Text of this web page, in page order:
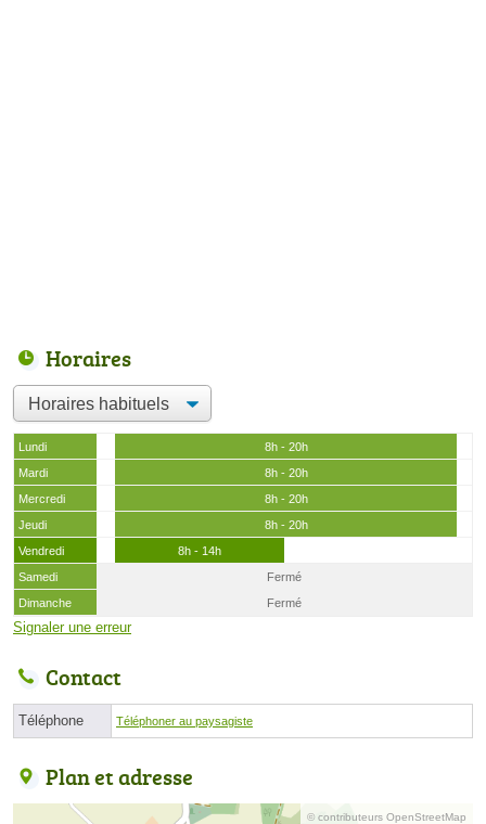
Horaires
Lundi
8h - 20h
Mardi
8h - 20h
Mercredi
8h - 20h
Jeudi
8h - 20h
Vendredi
8h - 14h
Samedi
Fermé
Dimanche
Fermé
Signaler une erreur
Contact
Téléphone Téléphoner au paysagiste
Plan et adresse
© contributeurs OpenStreetMap